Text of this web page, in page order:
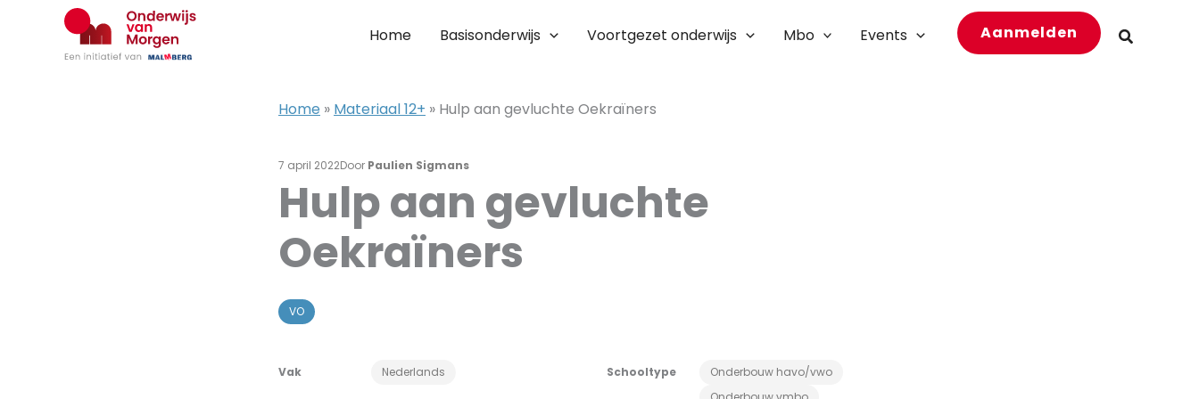
Home Basisonderwijs Voortgezet onderwijs Mbo Events Aanmelden Zoeken
Home » Materiaal 12+ » Hulp aan gevluchte Oekraïners
7 april 2022Door Paulien Sigmans
VO
Vak Nederlands Schooltype
Onderbouw havo/vwo
Hulp aan gevluchte
Oekraïners